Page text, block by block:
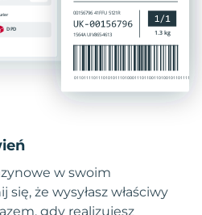
w swoim
że wysyłasz właściwy
gdy realizujesz